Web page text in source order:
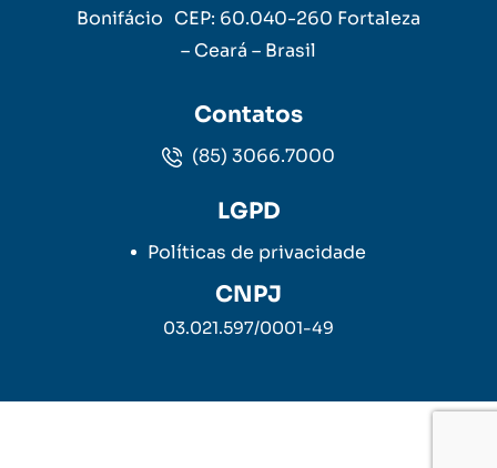
Bonifácio CEP: 60.040-260 Fortaleza
– Ceará – Brasil
Contatos
(85) 3066.7000
LGPD
Políticas de privacidade
CNPJ
03.021.597/0001-49